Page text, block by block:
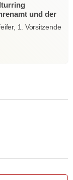
und der
1. Vorsitzende